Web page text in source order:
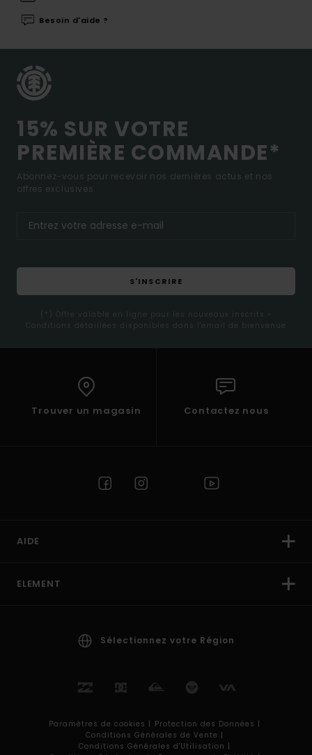
Besoin d'aide ?
15% SUR VOTRE
PREMIÈRE COMMANDE*
Abonnez-vous pour recevoir nos dernières actus et nos
offres exclusives.
S'INSCRIRE
(*) Offre valable en ligne pour les nouveaux inscrits -
Conditions détaillées disponibles dans l'email de bienvenue
Trouver un magasin Contactez nous
AIDE
ELEMENT
Sélectionnez votre Région
Paramètres de cookies | Protection des Données |
Conditions Générales de Vente |
Conditions Générales d'Utilisation |